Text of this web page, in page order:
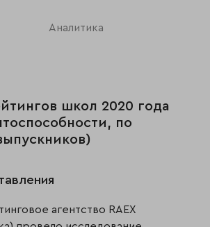
Аналитика
школ 2020 года
по
агентство RAEX